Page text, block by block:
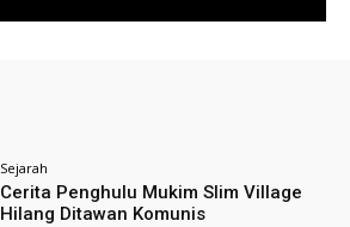
Sejarah
Cerita Penghulu Mukim Slim Village
Hilang Ditawan Komunis